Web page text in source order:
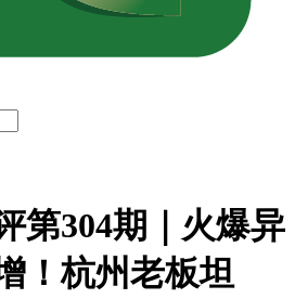
第304期｜火爆异
！杭州老板坦